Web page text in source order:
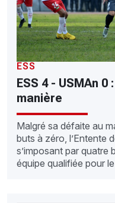
ESS
ESS 4 - USMAn
manière
Malgré sa défaite au
buts à zéro, l’Entente
s’imposant par quatre
équipe qualifiée pour